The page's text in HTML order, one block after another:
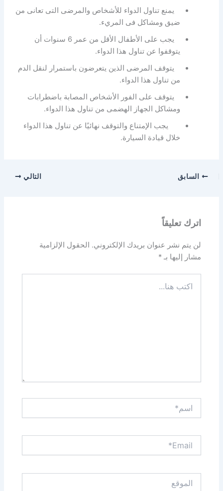
يمنع تناول الدواء للأشخاص والمرضى التى تعانى من
ضيق ومشاكل فى المريء.
يجب على الأطفال الأقل من عمر 6 سنوات أن
يتوقفوا عن تناول هذا الدواء.
يتوقف المرضى الذين يتعرضون باستمرار لنقل الدم
من تناول هذا الدواء.
يتوقف على الفور الأشخاص المصابة باضطرابات
ومشاكل الجهاز الهضمى من تناول هذا الدواء.
يجب الإمتناع والتوقف نهائيًا عن تناول هذا الدواء
خلال قيادة السيارة.
السابق التالي
اترك تعليقاً
لن يتم نشر عنوان بريدك الإلكتروني. الحقول الإلزامية
مشار إليها بـ*
هنا...